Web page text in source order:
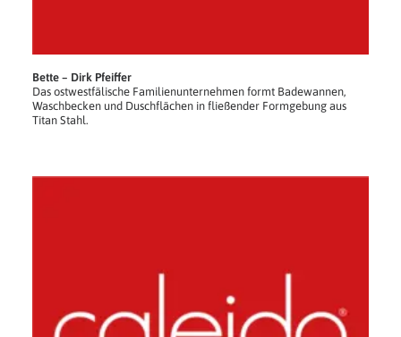
Bette – Dirk Pfeiffer
Das ostwestfälische Familienunternehmen formt Badewannen,
Waschbecken und Duschflächen in fließender Formgebung aus
Titan Stahl.